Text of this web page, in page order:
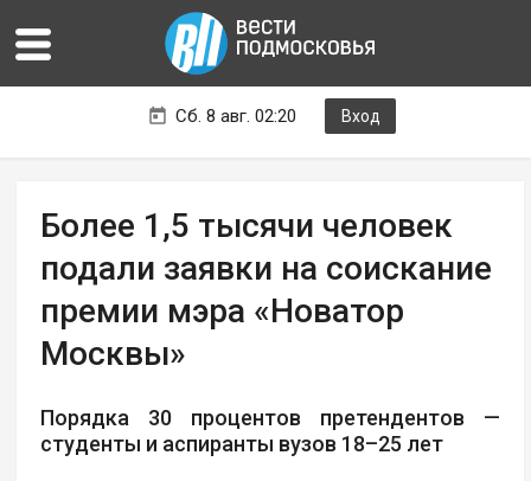
Сб. 8 авг. 02:20 Вход
Более 1,5 тысячи человек
подали заявки на соискание
премии мэра «Новатор
Москвы»
Порядка 30 процентов претендентов —
студенты и аспиранты вузов 18–25 лет